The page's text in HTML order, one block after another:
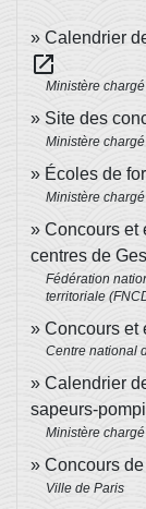
Calendrier
open_in_new
Ministère
Site des
Ministère
Écoles de
Ministère
Concours et
centres de
Fédération
territoriale
Concours et
Centre national
Calendrier
sapeurs-
Ministère
Concours
Ville de Paris